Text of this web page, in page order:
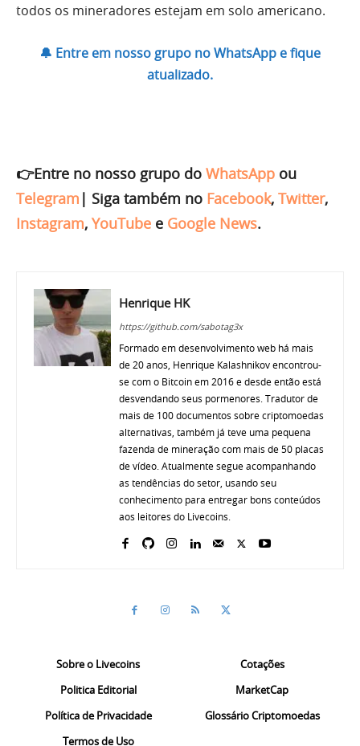
todos os mineradores estejam em solo americano.
🔔 Entre em nosso grupo no WhatsApp e fique
atualizado.
👉Entre no nosso grupo do WhatsApp ou
Telegram | Siga também no Facebook, Twitter,
Instagram, YouTube e Google News.
Henrique HK
https://github.com/sabotag3x
Formado em desenvolvimento web há mais
de 20 anos, Henrique Kalashnikov encontrou-
se com o Bitcoin em 2016 e desde então está
desvendando seus pormenores. Tradutor de
mais de 100 documentos sobre criptomoedas
alternativas, também já teve uma pequena
fazenda de mineração com mais de 50 placas
de vídeo. Atualmente segue acompanhando
as tendências do setor, usando seu
conhecimento para entregar bons conteúdos
aos leitores do Livecoins.
Sobre o Livecoins
Politica Editorial
Política de Privacidade
Termos de Uso
Cotações
MarketCap
Glossário Criptomoedas